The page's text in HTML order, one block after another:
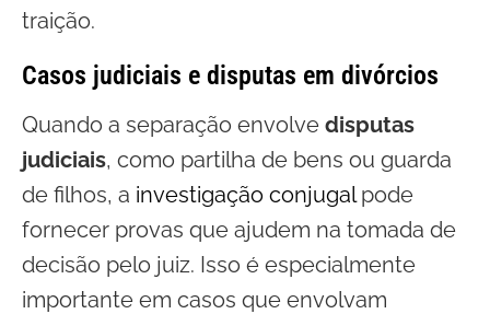
traição.
Casos judiciais e disputas em divórcios
Quando a separação envolve disputas
judiciais, como partilha de bens ou guarda
de filhos, a investigação conjugalpode
fornecer provas que ajudem na tomada de
decisão pelo juiz. Isso é especialmente
importante em casos que envolvam